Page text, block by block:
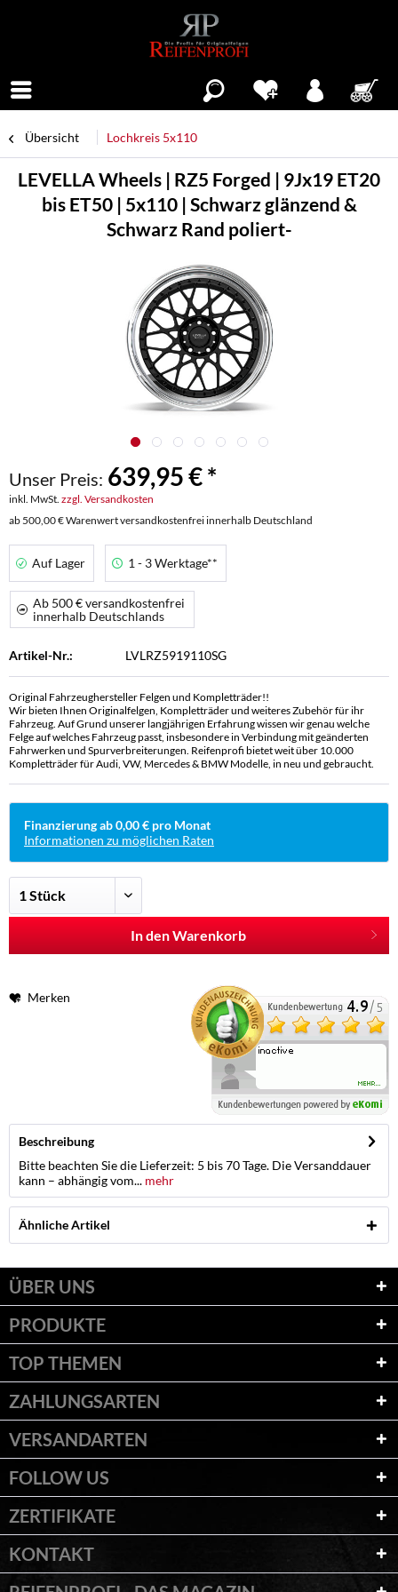
Übersicht Lochkreis 5x110
LEVELLA Wheels | RZ5 Forged | 9Jx19 ET20
bis ET50 | 5x110 | Schwarz glänzend &
Schwarz Rand poliert-
Unser Preis: 639,95 € *
inkl. MwSt. zzgl. Versandkosten
ab 500,00 € Warenwert versandkostenfrei innerhalb Deutschland
Auf Lager 1 - 3 Werktage**
Ab 500 € versandkostenfrei
innerhalb Deutschlands
Artikel-Nr.: LVLRZ5919110SG
Original Fahrzeughersteller Felgen und Kompletträder!!
Wir bieten Ihnen Originalfelgen, Kompletträder und weiteres Zubehör für ihr
Fahrzeug. Auf Grund unserer langjährigen Erfahrung wissen wir genau welche
Felge auf welches Fahrzeug passt, insbesondere in Verbindung mit geänderten
Fahrwerken und Spurverbreiterungen. Reifenprofi bietet weit über 10.000
Kompletträder für Audi, VW, Mercedes & BMW Modelle, in neu und gebraucht.
Finanzierung ab 0,00 € pro Monat
Informationen zu möglichen Raten
In den Warenkorb
Merken
Beschreibung
Bitte beachten Sie die Lieferzeit: 5 bis 70 Tage. Die Versanddauer
kann – abhängig vom... mehr
Ähnliche Artikel
ÜBER UNS
PRODUKTE
TOP THEMEN
ZAHLUNGSARTEN
VERSANDARTEN
FOLLOW US
ZERTIFIKATE
KONTAKT